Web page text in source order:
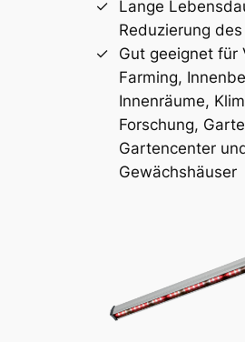
Lange
Reduzierung
Gut geeignet für
Farming,
Innenräume,
Forschung,
Gartencenter
Gewächshäuser